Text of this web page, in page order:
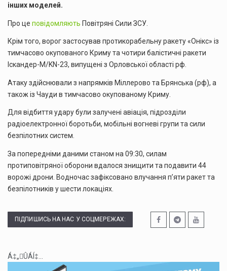
інших моделей.
Про це повідомляють Повітряні Сили ЗСУ.
Крім того, ворог застосував протикорабельну ракету «Онікс» із
тимчасово окупованого Криму та чотири балістичні ракети
Іскандер-М/KN-23, випущені з Орловської області рф.
Атаку здійснювали з напрямків Міллерово та Брянська (рф), а
також із Чауди в тимчасово окупованому Криму.
Для відбиття удару були залучені авіація, підрозділи
радіоелектронної боротьби, мобільні вогневі групи та сили
безпілотних систем.
За попередніми даними станом на 09:30, силам
протиповітряної оборони вдалося знищити та подавити 44
ворожі дрони. Водночас зафіксовано влучання п’яти ракет та
безпілотників у шести локаціях.
ПІДПИШИСЬ НА НАС У СОЦМЕРЕЖАХ:
Á‡„ÛÁÍ‡...